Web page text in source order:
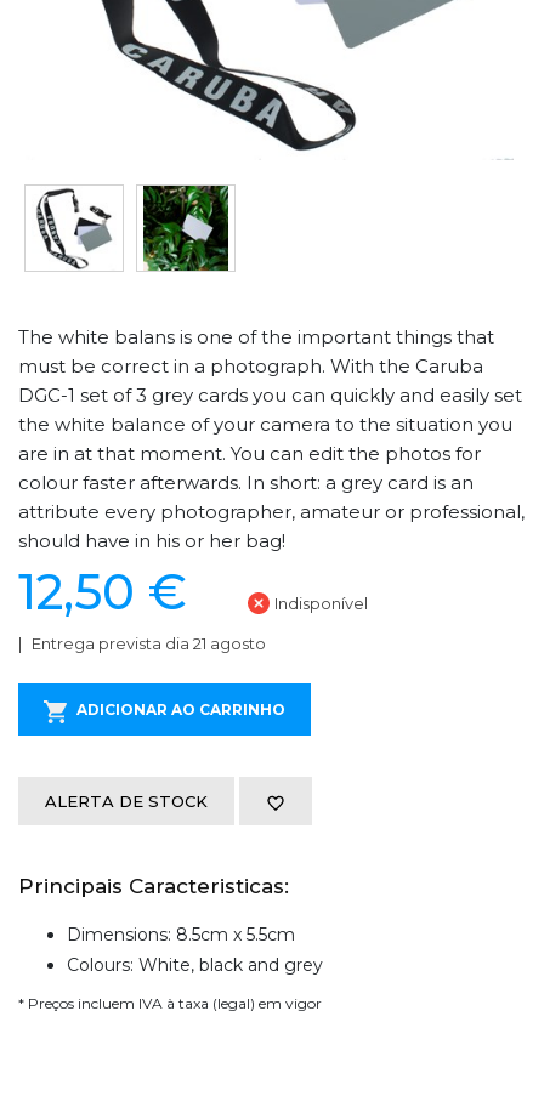
The white balans is one of the important things that
must be correct in a photograph. With the Caruba
DGC-1 set of 3 grey cards you can quickly and easily set
the white balance of your camera to the situation you
are in at that moment. You can edit the photos for
colour faster afterwards. In short: a grey card is an
attribute every photographer, amateur or professional,
should have in his or her bag!
12,50 € Indisponível
Entrega prevista dia 21 agosto
ADICIONAR AO CARRINHO
ALERTA DE STOCK
Principais Caracteristicas:
Dimensions: 8.5cm x 5.5cm
Colours: White, black and grey
* Preços incluem IVA à taxa (legal) em vigor